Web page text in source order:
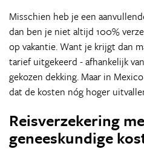
Misschien heb je een
dan ben je niet altijd 100%
op vakantie. Want je krijgt dan
tarief uitgekeerd - afhankelijk
gekozen dekking. Maar in
dat de kosten nóg hoger
Reisverzekering
geneeskundige